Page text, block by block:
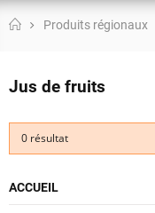
Produits régionaux
Jus de fruits
0 résultat
ACCUEIL